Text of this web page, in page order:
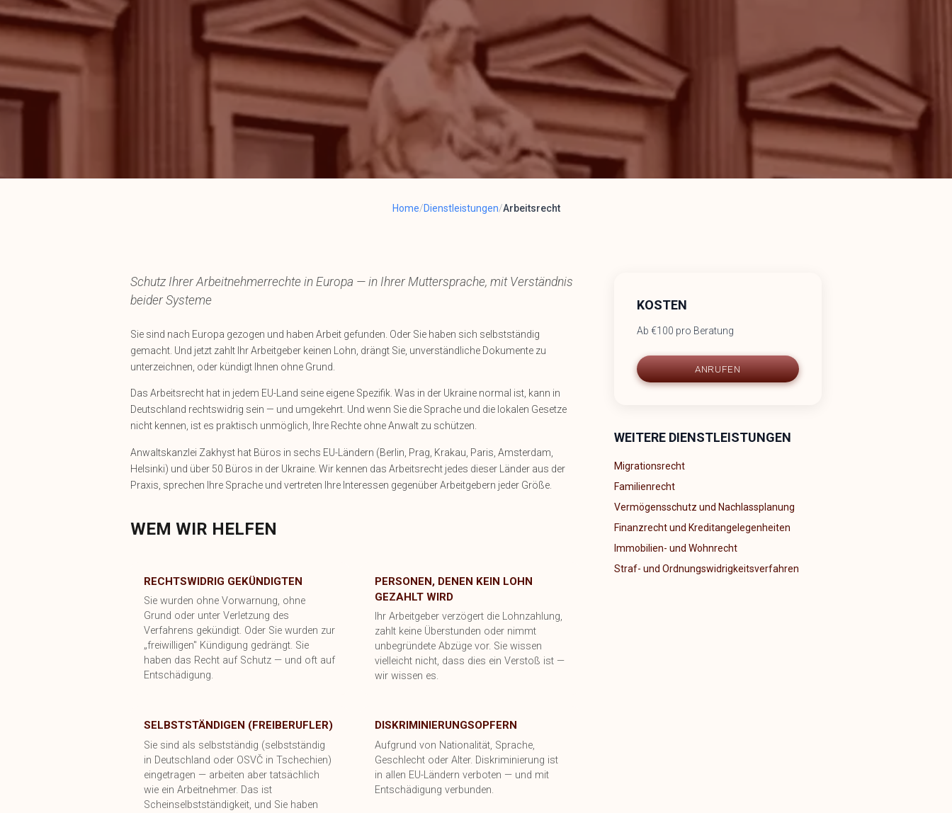
Home/Dienstleistungen/Arbeitsrecht
Schutz Ihrer Arbeitnehmerrechte in Europa — in Ihrer Muttersprache, mit Verständnis
beider Systeme
Sie sind nach Europa gezogen und haben Arbeit gefunden. Oder Sie haben sich selbstständig
gemacht. Und jetzt zahlt Ihr Arbeitgeber keinen Lohn, drängt Sie, unverständliche Dokumente zu
unterzeichnen, oder kündigt Ihnen ohne Grund.
Das Arbeitsrecht hat in jedem EU-Land seine eigene Spezifik. Was in der Ukraine normal ist, kann in
Deutschland rechtswidrig sein — und umgekehrt. Und wenn Sie die Sprache und die lokalen Gesetze
nicht kennen, ist es praktisch unmöglich, Ihre Rechte ohne Anwalt zu schützen.
Anwaltskanzlei Zakhyst hat Büros in sechs EU-Ländern (Berlin, Prag, Krakau, Paris, Amsterdam,
Helsinki) und über 50 Büros in der Ukraine. Wir kennen das Arbeitsrecht jedes dieser Länder aus der
Praxis, sprechen Ihre Sprache und vertreten Ihre Interessen gegenüber Arbeitgebern jeder Größe.
WEM WIR HELFEN
RECHTSWIDRIG GEKÜNDIGTEN
Sie wurden ohne Vorwarnung, ohne
Grund oder unter Verletzung des
Verfahrens gekündigt. Oder Sie wurden zur
„freiwilligen" Kündigung gedrängt. Sie
haben das Recht auf Schutz — und oft auf
Entschädigung.
PERSONEN, DENEN KEIN LOHN
GEZAHLT WIRD
Ihr Arbeitgeber verzögert die Lohnzahlung,
zahlt keine Überstunden oder nimmt
unbegründete Abzüge vor. Sie wissen
vielleicht nicht, dass dies ein Verstoß ist —
wir wissen es.
SELBSTSTÄNDIGEN (FREIBERUFLER)
Sie sind als selbstständig (selbstständig
in Deutschland oder OSVČ in Tschechien)
eingetragen — arbeiten aber tatsächlich
wie ein Arbeitnehmer. Das ist
Scheinselbstständigkeit, und Sie haben
DISKRIMINIERUNGSOPFERN
Aufgrund von Nationalität, Sprache,
Geschlecht oder Alter. Diskriminierung ist
in allen EU-Ländern verboten — und mit
Entschädigung verbunden.
KOSTEN
Ab €100 pro Beratung
ANRUFEN
WEITERE DIENSTLEISTUNGEN
Migrationsrecht
Familienrecht
Vermögensschutz und Nachlassplanung
Finanzrecht und Kreditangelegenheiten
Immobilien- und Wohnrecht
Straf- und Ordnungswidrigkeitsverfahren